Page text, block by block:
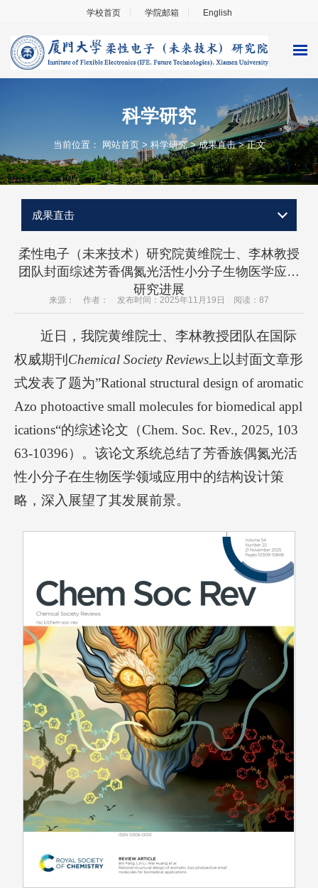
学校首页 学院邮箱 English
科学研究
当前位置： 网站首页> 科学研究>成果直击> 正文
成果直击
柔性电子（未来技术）研究院黄维院士、李林教授
团队封面综述芳香偶氮光活性小分子生物医学应用
研究进展
来源： 作者： 发布时间：2025年11月19日 阅读： 87
近日，我院黄维院士、李林教授团队在国际
权威期刊 Chemical Society Reviews 上以封面文章形
式发表了题为”Rational structural design of aromatic
Azo photoactive small molecules for biomedical appl
ications“的综述论文（Chem. Soc. Rev., 2025, 103
63-10396）。该论文系统总结了芳香族偶氮光活
性小分子在生物医学领域应用中的结构设计策
略，深入展望了其发展前景。